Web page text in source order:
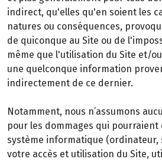
indirect, qu'elles qu'en soient les
natures ou conséquences,
de quiconque au Site ou de
même que l'utilisation du Site et/
une quelconque information
indirectement de ce dernier.
Notamment, nous n’assumons
pour les dommages qui pourraient
système informatique (ordinateur,
votre accès et utilisation du Site,